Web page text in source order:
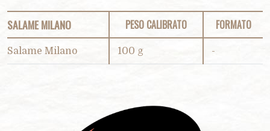
SALAME MILANO PESO CALIBRATO FORMATO
Salame Milano 100 g -